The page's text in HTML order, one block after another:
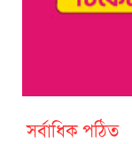
সর্বাধিক পঠিত